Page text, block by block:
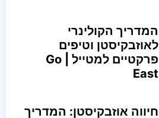
המדריך הקולינרי
לאוזבקיסטן וטיפים
פרקטיים למטייל | Go
East
חיווה אוזבקיסטן: המדריך